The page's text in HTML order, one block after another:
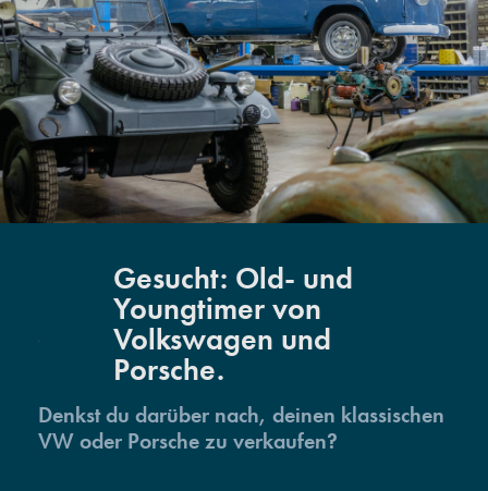
Gesucht: Old- und
Youngtimer von
Volkswagen und
Porsche.
Denkst du darüber nach, deinen klassischen
VW oder Porsche zu verkaufen?